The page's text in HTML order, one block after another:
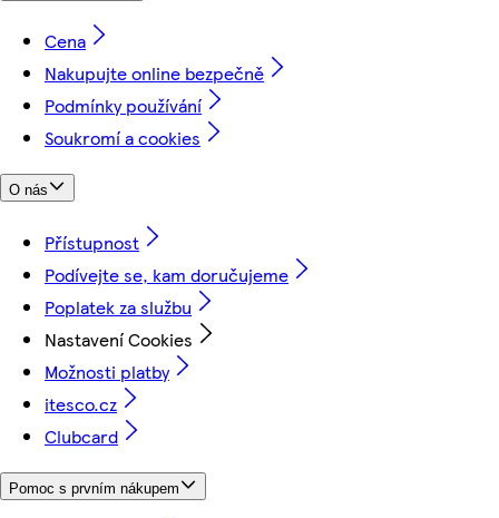
Cena
Nakupujte online bezpečně
Podmínky používání
Soukromí a cookies
O nás
Přístupnost
Podívejte se, kam doručujeme
Poplatek za službu
Nastavení Cookies
Možnosti platby
itesco.cz
Clubcard
Pomoc s prvním nákupem